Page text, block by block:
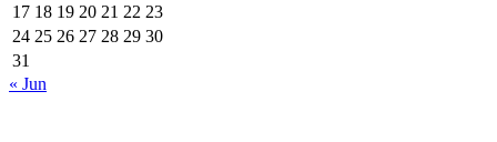
17 18 19 20 21 22 23
24 25 26 27 28 29 30
31
« Jun